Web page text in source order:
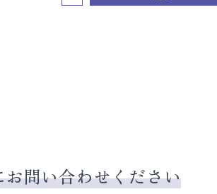
お問い合わせください